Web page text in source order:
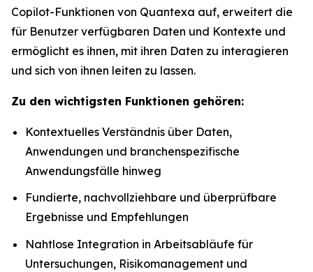
Copilot-Funktionen von Quantexa auf, erweitert die
für Benutzer verfügbaren Daten und Kontexte und
ermöglicht es ihnen, mit ihren Daten zu interagieren
und sich von ihnen leiten zu lassen.
Zu den wichtigsten Funktionen gehören:
Kontextuelles Verständnis über Daten,
Anwendungen und branchenspezifische
Anwendungsfälle hinweg
Fundierte, nachvollziehbare und überprüfbare
Ergebnisse und Empfehlungen
Nahtlose Integration in Arbeitsabläufe für
Untersuchungen, Risikomanagement und